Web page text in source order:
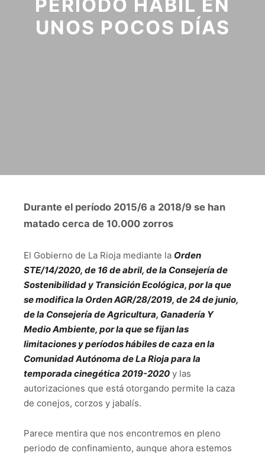
PERÍODO HÁBIL EN
UNOS POCOS DÍAS
Durante el período 2015/6 a 2018/9 se han
matado cerca de 10.000 zorros
El Gobierno de La Rioja mediante la Orden
STE/14/2020, de 16 de abril, de la Consejería de
Sostenibilidad y Transición Ecológica, por la que
se modifica la Orden AGR/28/2019, de 24 de junio,
de la Consejería de Agricultura, Ganadería Y
Medio Ambiente, por la que se fijan las
limitaciones y períodos hábiles de caza en la
Comunidad Autónoma de La Rioja para la
temporada cinegética 2019-2020 y las
autorizaciones que está otorgando permite la caza
de conejos, corzos y jabalís.
Parece mentira que nos encontremos en pleno
periodo de confinamiento, aunque ahora estemos